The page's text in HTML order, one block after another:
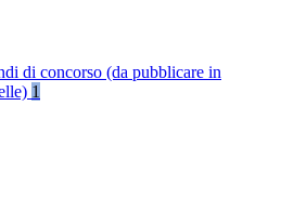
di concorso (da pubblicare in
1